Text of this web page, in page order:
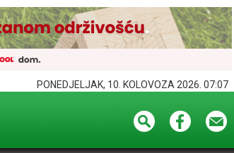
PONEDJELJAK, 10. KOLOVOZA 2026. 07:07